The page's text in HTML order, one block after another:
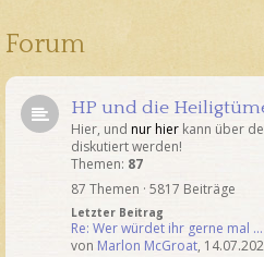
Forum
HP und die
Hier, und nur hier kann über
diskutiert werden!
Themen: 87
87 Themen · 5817 Beiträge
Letzter Beitrag
Re: Wer würdet ihr gerne mal …
von Marlon McGroat,